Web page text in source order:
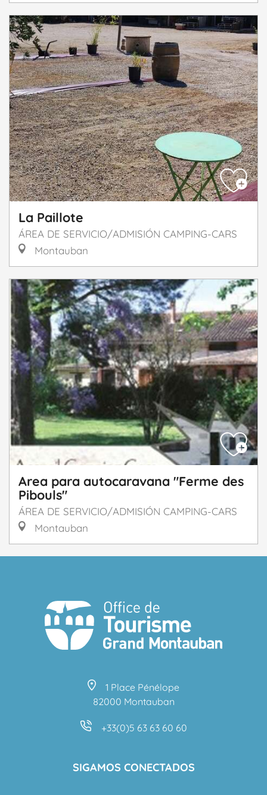
La Paillote
ÁREA DE SERVICIO/ADMISIÓN CAMPING-CARS
Montauban
Area para autocaravana "Ferme des
Pibouls"
ÁREA DE SERVICIO/ADMISIÓN CAMPING-CARS
Montauban
1 Place Pénélope
82000 Montauban
+33(0)5 63 63 60 60
SIGAMOS CONECTADOS